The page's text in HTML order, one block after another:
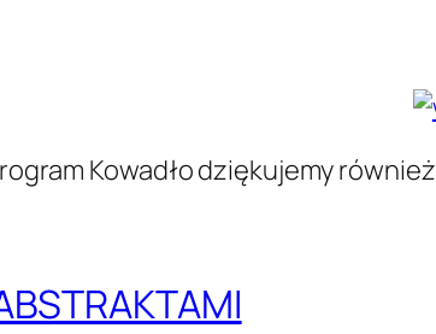
Kowadło dziękujemy również